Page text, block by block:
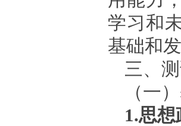
学习和
基础和
三、
（一
1.思